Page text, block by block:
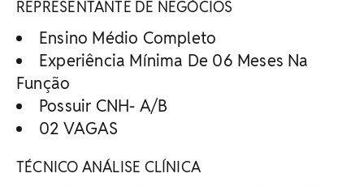
REPRESENTANTE DE NEGÓCIOS
Ensino Médio Completo
Experiência Mínima De 06 Meses Na
Função
Possuir CNH- A/B
02 VAGAS
TÉCNICO ANÁLISE CLÍNICA